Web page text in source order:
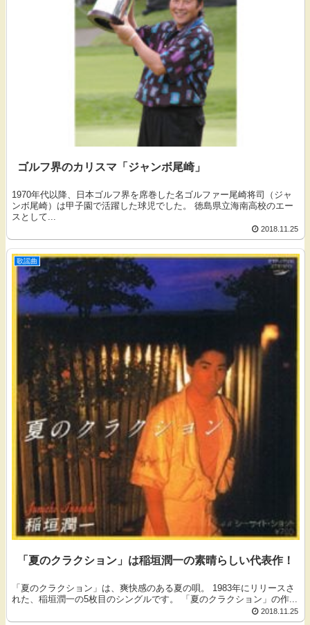
ゴルフ界のカリスマ「ジャンボ尾崎」
1970年代以降、日本ゴルフ界を席巻した名ゴルファー尾崎将司（ジャ
ンボ尾崎）は甲子園で活躍した球児でした。 徳島県立海南高校のエー
スとして...
2018.11.25
歌謡曲
「夏のクラクション」は稲垣潤一の素晴らしい代表作！
「夏のクラクション」は、爽快感のある夏の唄。 1983年にリリースさ
れた、稲垣潤一の5枚目のシングルです。 「夏のクラクション」の作...
2018.11.25